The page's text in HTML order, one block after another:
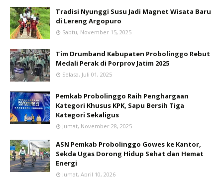
Tradisi Nyunggi Susu Jadi Magnet Wisata Baru
di Lereng Argopuro
Sabtu, November 15, 2025
Tim Drumband Kabupaten Probolinggo Rebut
Medali Perak di Porprov Jatim 2025
Selasa, Juli 01, 2025
Pemkab Probolinggo Raih Penghargaan
Kategori Khusus KPK, Sapu Bersih Tiga
Kategori Sekaligus
Jumat, November 28, 2025
ASN Pemkab Probolinggo Gowes ke Kantor,
Sekda Ugas Dorong Hidup Sehat dan Hemat
Energi
Jumat, April 10, 2026